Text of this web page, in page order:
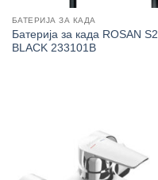
БАТЕРИЈА ЗА КАДА
Батерија за када ROSAN S2
BLACK 233101B